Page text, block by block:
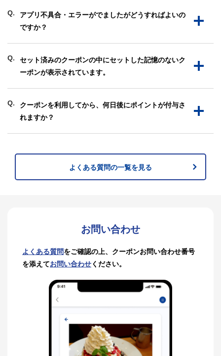
Q.
アプリ不具合・エラーがでましたがどうすればよいの
ですか？
Q.
セット済みのクーポンの中にセットした記憶のないク
ーポンが表示されています。
Q.
クーポンを利用してから、何日後にポイントが付与さ
れますか？
よくある質問の一覧を見る
お問い合わせ
よくある質問をご確認の上、クーポンお問い合わせ番号
を添えてお問い合わせください。